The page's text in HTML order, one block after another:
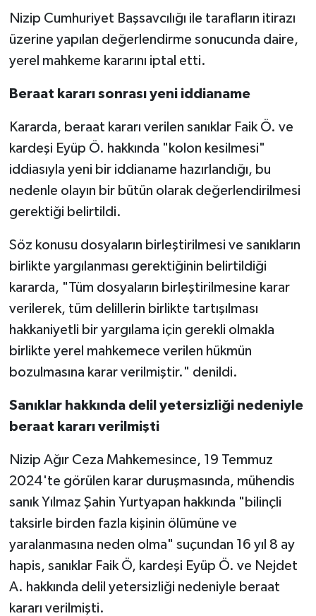
Nizip Cumhuriyet Başsavcılığı ile tarafların itirazı
üzerine yapılan değerlendirme sonucunda daire,
yerel mahkeme kararını iptal etti.
Beraat kararı sonrası yeni iddianame
Kararda, beraat kararı verilen sanıklar Faik Ö. ve
kardeşi Eyüp Ö. hakkında "kolon kesilmesi"
iddiasıyla yeni bir iddianame hazırlandığı, bu
nedenle olayın bir bütün olarak değerlendirilmesi
gerektiği belirtildi.
Söz konusu dosyaların birleştirilmesi ve sanıkların
birlikte yargılanması gerektiğinin belirtildiği
kararda, "Tüm dosyaların birleştirilmesine karar
verilerek, tüm delillerin birlikte tartışılması
hakkaniyetli bir yargılama için gerekli olmakla
birlikte yerel mahkemece verilen hükmün
bozulmasına karar verilmiştir." denildi.
Sanıklar hakkında delil yetersizliği nedeniyle
beraat kararı verilmişti
Nizip Ağır Ceza Mahkemesince, 19 Temmuz
2024'te görülen karar duruşmasında, mühendis
sanık Yılmaz Şahin Yurtyapan hakkında "bilinçli
taksirle birden fazla kişinin ölümüne ve
yaralanmasına neden olma" suçundan 16 yıl 8 ay
hapis, sanıklar Faik Ö, kardeşi Eyüp Ö. ve Nejdet
A. hakkında delil yetersizliği nedeniyle beraat
kararı verilmişti.
Video Haber
Yeme-İçme
Yemek